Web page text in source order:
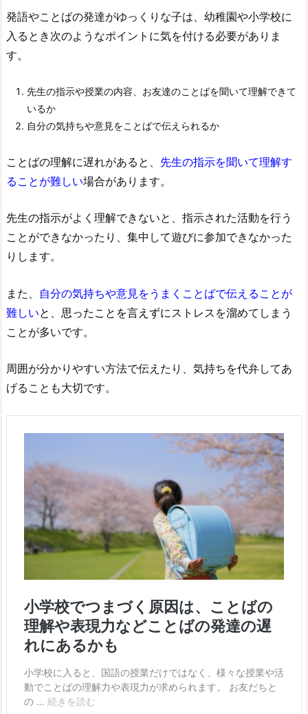
発語やことばの発達がゆっくりな子は、幼稚園や小学校に
入るとき次のようなポイントに気を付ける必要がありま
す。
先生の指示や授業の内容、お友達のことばを聞いて理解できて
いるか
自分の気持ちや意見をことばで伝えられるか
ことばの理解に遅れがあると、 先生の指示を聞いて理解す
ることが難しい場合があります。
先生の指示がよく理解できないと、指示された活動を行う
ことができなかったり、集中して遊びに参加できなかった
りします。
また、 自分の気持ちや意見をうまくことばで伝えることが
難しいと、思ったことを言えずに ストレスを溜めてしまう
ことが多いです。
周囲が分かりやすい方法で伝えたり、気持ちを代弁してあ
げることも大切です。